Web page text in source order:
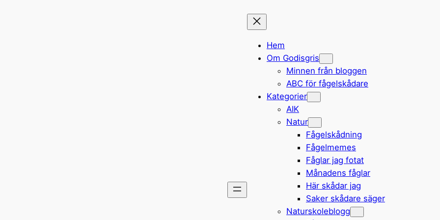
Hem
Om Godisgris
Minnen från bloggen
ABC för fågelskådare
Kategorier
AIK
Natur
Fågelskådning
Fågelmemes
Fåglar jag fotat
Månadens fåglar
Här skådar jag
Saker skådare säger
Naturskoleblogg